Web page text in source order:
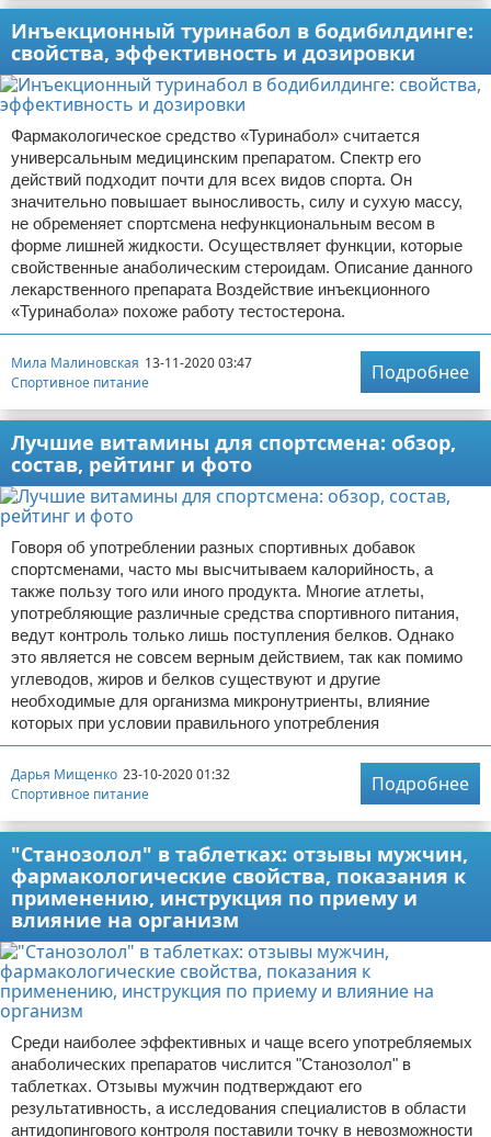
Инъекционный туринабол в бодибилдинге:
свойства, эффективность и дозировки
Фармакологическое средство «Туринабол» считается
универсальным медицинским препаратом. Спектр его
действий подходит почти для всех видов спорта. Он
значительно повышает выносливость, силу и сухую массу,
не обременяет спортсмена нефункциональным весом в
форме лишней жидкости. Осуществляет функции, которые
свойственные анаболическим стероидам. Описание данного
лекарственного препарата Воздействие инъекционного
«Туринабола» похоже работу тестостерона.
Мила Малиновская 13-11-2020 03:47
Спортивное питание
Подробнее
Лучшие витамины для спортсмена: обзор,
состав, рейтинг и фото
Говоря об употреблении разных спортивных добавок
спортсменами, часто мы высчитываем калорийность, а
также пользу того или иного продукта. Многие атлеты,
употребляющие различные средства спортивного питания,
ведут контроль только лишь поступления белков. Однако
это является не совсем верным действием, так как помимо
углеводов, жиров и белков существуют и другие
необходимые для организма микронутриенты, влияние
которых при условии правильного употребления
Дарья Мищенко 23-10-2020 01:32
Спортивное питание
Подробнее
"Станозолол" в таблетках: отзывы мужчин,
фармакологические свойства, показания к
применению, инструкция по приему и
влияние на организм
Среди наиболее эффективных и чаще всего употребляемых
анаболических препаратов числится "Станозолол" в
таблетках. Отзывы мужчин подтверждают его
результативность, а исследования специалистов в области
антидопингового контроля поставили точку в невозможности